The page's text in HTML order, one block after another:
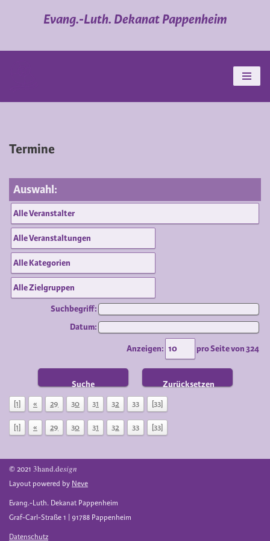
Evang.-Luth. Dekanat Pappenheim
Termine
Auswahl:
Suchbegriff:
Datum:
Anzeigen: pro Seite von324
Suche Zurücksetzen
[1] « 29 30 31 32 33 [33]
[1] « 29 30 31 32 33 [33]
© 2021 3hand.design
Layout powered by Neve
Evang.-Luth. Dekanat Pappenheim
Graf-Carl-Straße 1 | 91788 Pappenheim
Datenschutz